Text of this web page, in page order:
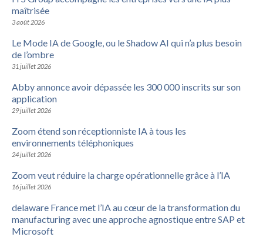
maîtrisée
3 août 2026
Le Mode IA de Google, ou le Shadow AI qui n’a plus besoin
de l’ombre
31 juillet 2026
Abby annonce avoir dépassée les 300 000 inscrits sur son
application
29 juillet 2026
Zoom étend son réceptionniste IA à tous les
environnements téléphoniques
24 juillet 2026
Zoom veut réduire la charge opérationnelle grâce à l’IA
16 juillet 2026
delaware France met l’IA au cœur de la transformation du
manufacturing avec une approche agnostique entre SAP et
Microsoft